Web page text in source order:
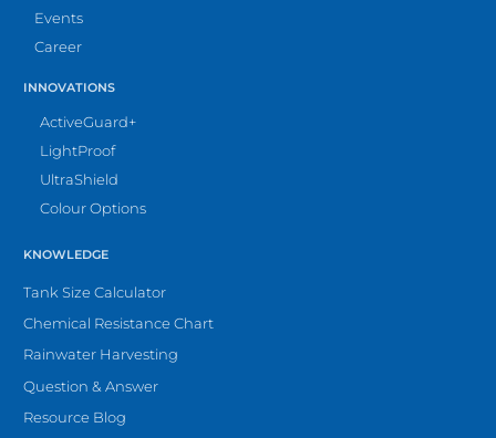
Events
Career
INNOVATIONS
ActiveGuard+
LightProof
UltraShield
Colour Options
KNOWLEDGE
Tank Size Calculator
Chemical Resistance Chart
Rainwater Harvesting
Question & Answer
Resource Blog